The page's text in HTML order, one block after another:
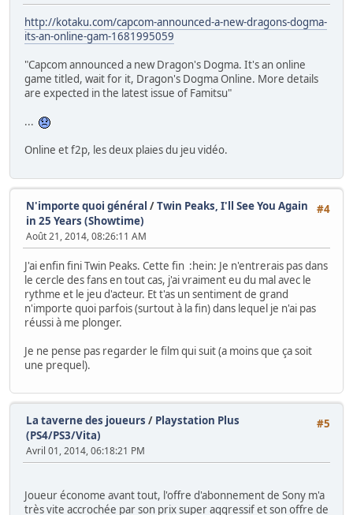
http://kotaku.com/capcom-announced-a-new-dragons-dogma-
its-an-online-gam-1681995059
"Capcom announced a new Dragon's Dogma. It's an online
game titled, wait for it, Dragon's Dogma Online. More details
are expected in the latest issue of Famitsu"
...
Online et f2p, les deux plaies du jeu vidéo.
#4
N'importe quoi général /Twin Peaks, I'll See You Again
in 25 Years (Showtime)
Août 21, 2014, 08:26:11 AM
J'ai enfin fini Twin Peaks. Cette fin :hein: Je n'entrerais pas dans
le cercle des fans en tout cas, j'ai vraiment eu du mal avec le
rythme et le jeu d'acteur. Et t'as un sentiment de grand
n'importe quoi parfois (surtout à la fin) dans lequel je n'ai pas
réussi à me plonger.
Je ne pense pas regarder le film qui suit (a moins que ça soit
une prequel).
#5
La taverne des joueurs / Playstation Plus
(PS4/PS3/Vita)
Avril 01, 2014, 06:18:21 PM
Joueur économe avant tout, l'offre d'abonnement de Sony m'a
très vite accrochée par son prix super aggressif et son offre de